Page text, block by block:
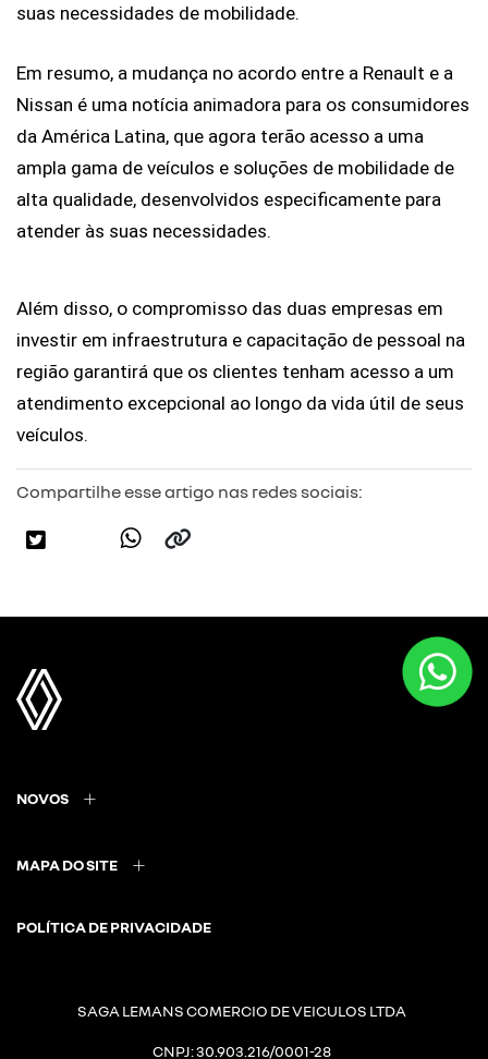
suas necessidades de mobilidade.
Em resumo, a mudança no acordo entre a Renault e a
Nissan é uma notícia animadora para os consumidores
da América Latina, que agora terão acesso a uma
ampla gama de veículos e soluções de mobilidade de
alta qualidade, desenvolvidos especificamente para
atender às suas necessidades.
Além disso, o compromisso das duas empresas em
investir em infraestrutura e capacitação de pessoal na
região garantirá que os clientes tenham acesso a um
atendimento excepcional ao longo da vida útil de seus
veículos.
Compartilhe esse artigo nas redes sociais:
NOVOS
MAPA DO SITE
POLÍTICA DE PRIVACIDADE
SAGA LEMANS COMERCIO DE VEICULOS LTDA
CNPJ: 30.903.216/0001-28